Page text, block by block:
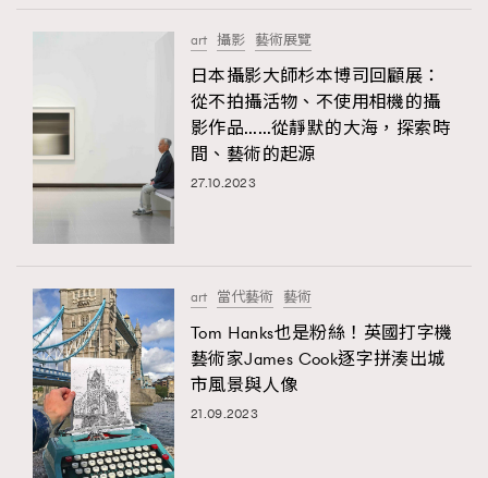
art 攝影 藝術展覽
日本攝影大師杉本博司回顧展：
從不拍攝活物、不使用相機的攝
影作品……從靜默的大海，探索時
間、藝術的起源
27.10.2023
art 當代藝術 藝術
Tom Hanks也是粉絲！英國打字機
藝術家James Cook逐字拼湊出城
市風景與人像
21.09.2023